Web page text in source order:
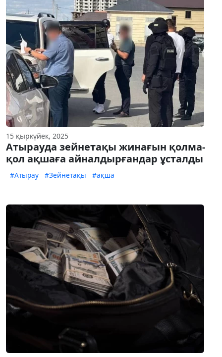
15 қыркүйек, 2025
Атырауда зейнетақы жинағын қолма-
қол ақшаға айналдырғандар ұсталды
#Атырау #Зейнетақы #ақша